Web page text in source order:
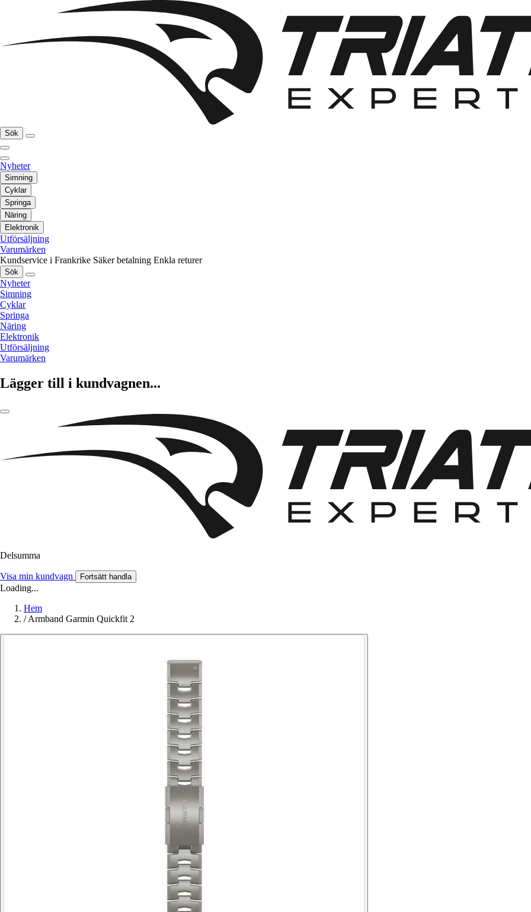
Sök
Nyheter
Simning
Cyklar
Springa
Näring
Elektronik
Utförsäljning
Varumärken
Kundservice i Frankrike Säker betalning Enkla returer
Sök
Nyheter
Simning
Cyklar
Springa
Näring
Elektronik
Utförsäljning
Varumärken
Lägger till i kundvagnen...
Delsumma
Visa min kundvagn Fortsätt handla
Loading...
Hem
/ Armband Garmin Quickfit 2